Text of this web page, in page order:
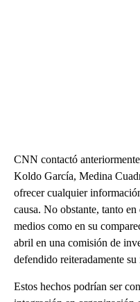
CNN contactó
Koldo García, Medina
ofrecer cualquier
causa. No obstante, tanto
medios como en su
abril en una comisión de
defendido reiteradamente su
Estos hechos podrían ser